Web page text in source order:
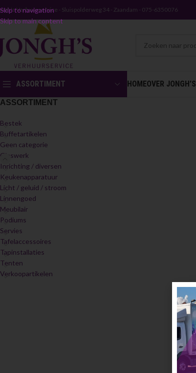
Skip to navigation
Skip to main content
Verhuurservice - Sluispolderweg 34 - Zaandam - 075-6350076
ASSORTIMENT HOMEOVER JONGH’S
ASSORTIMENT
Bestek
Buffetartikelen
Geen categorie
Glaswerk
Inrichting / diversen
Keukenapparatuur
Licht / geluid / stroom
Linnengoed
Meubilair
Podiums
Servies
Tafelaccessoires
Tapinstallaties
Tenten
Verkoopartikelen